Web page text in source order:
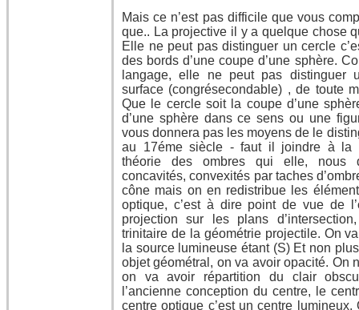
Mais ce n’est pas difficile que vous
que.. La projective il y a quelque chose
Elle ne peut pas distinguer un cercle
des bords d’une coupe d’une sphère.
langage, elle ne peut pas distinguer
surface (congrésecondable) , de toute
Que le cercle soit la coupe d’une
d’une sphère dans ce sens ou une
vous donnera pas les moyens de le
au 17éme siècle - faut il joindre à la
théorie des ombres qui elle, nous
concavités, convexités par taches
cône mais on en redistribue les
optique, c’est à dire point de vue de
projection sur les plans
trinitaire de la géométrie projectile. On
la source lumineuse étant (S) Et non
objet géométral, on va avoir opacité. On
on va avoir répartition du clair
l’ancienne conception du centre, le
centre optique c’est un centre